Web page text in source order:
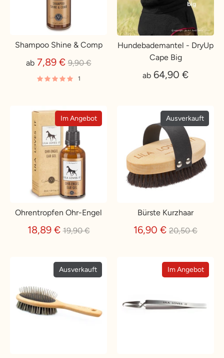
Shampoo Shine & Comp
ab 7,89 €Normaler
Preis
9,90 €
1
Hundebademantel - DryUp
Cape Big
ab 64,90 €
Ohrentropfen Ohr-Engel
18,89 €Normaler
19,90 €
Im Angebot
Bürste Kurzhaar
16,90 € Normaler
20,50 €
Ausverkauft
Ausverkauft Im Angebot